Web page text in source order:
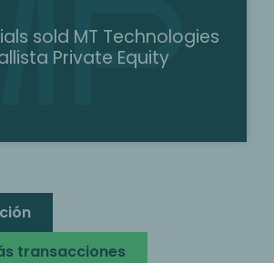
sold MT Technologies
Private Equity
transacciones